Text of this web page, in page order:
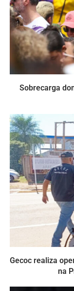
Sobrecarga
Gecoc realiza
na